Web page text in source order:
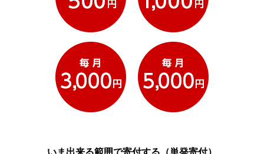
いま出来る範囲で寄付する（単発寄付）